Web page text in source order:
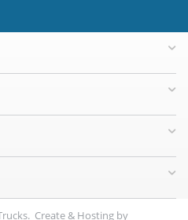
Create & Hosting by